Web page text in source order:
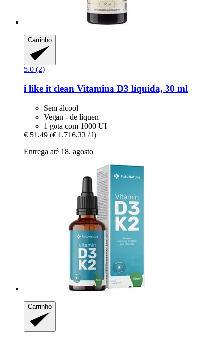
Carrinho
5.0 (2)
i like it clean Vitamina D3 líquida, 30 ml
Sem álcool
Vegan - de líquen
1 gota com 1000 UI
€ 51,49 (€ 1.716,33 / l)
Entrega até 18. agosto
Carrinho